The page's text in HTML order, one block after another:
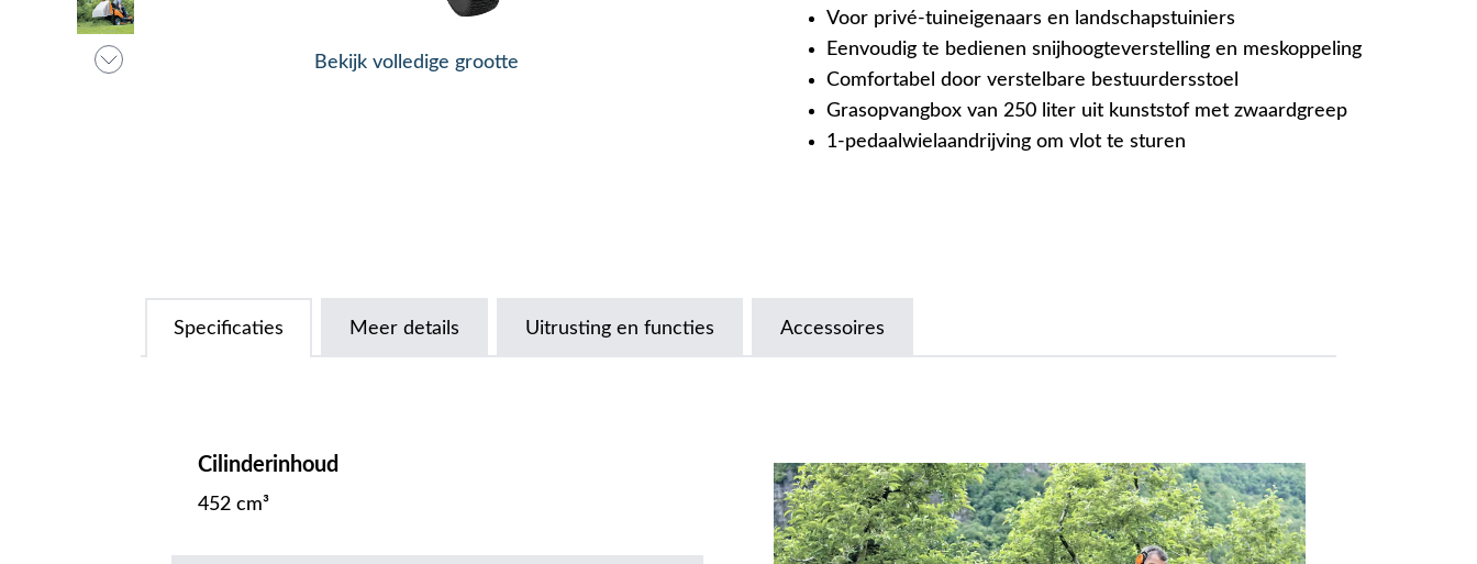
Bekijk volledige grootte
Voor privé-tuineigenaars en landschapstuiniers
Eenvoudig te bedienen snijhoogteverstelling en meskoppeling
Comfortabel door verstelbare bestuurdersstoel
Grasopvangbox van 250 liter uit kunststof met zwaardgreep
1-pedaalwielaandrijving om vlot te sturen
Specificaties Meer details Uitrusting en functies Accessoires
Cilinderinhoud
452 cm³